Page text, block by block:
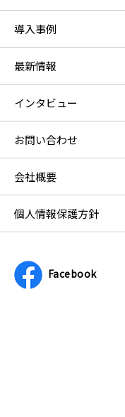
導入事例
最新情報
インタビュー
お問い合わせ
会社概要
個人情報保護方針
Facebook